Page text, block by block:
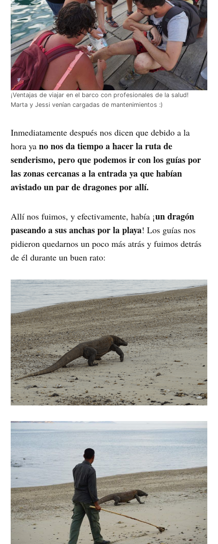
¡Ventajas de viajar en el barco con profesionales de la salud!
Marta y Jessi venían cargadas de mantenimientos :)
Inmediatamente después nos dicen que debido a la
hora yano nos da tiempo a hacer la ruta de
senderismo, pero que podemos ir con los guías por
las zonas cercanas a la entrada ya que habían
avistado un par de dragones por allí.
Allí nos fuimos, y efectivamente, había ¡un dragón
paseando a sus anchas por la playa! Los guías nos
pidieron quedarnos un poco más atrás y fuimos detrás
de él durante un buen rato: